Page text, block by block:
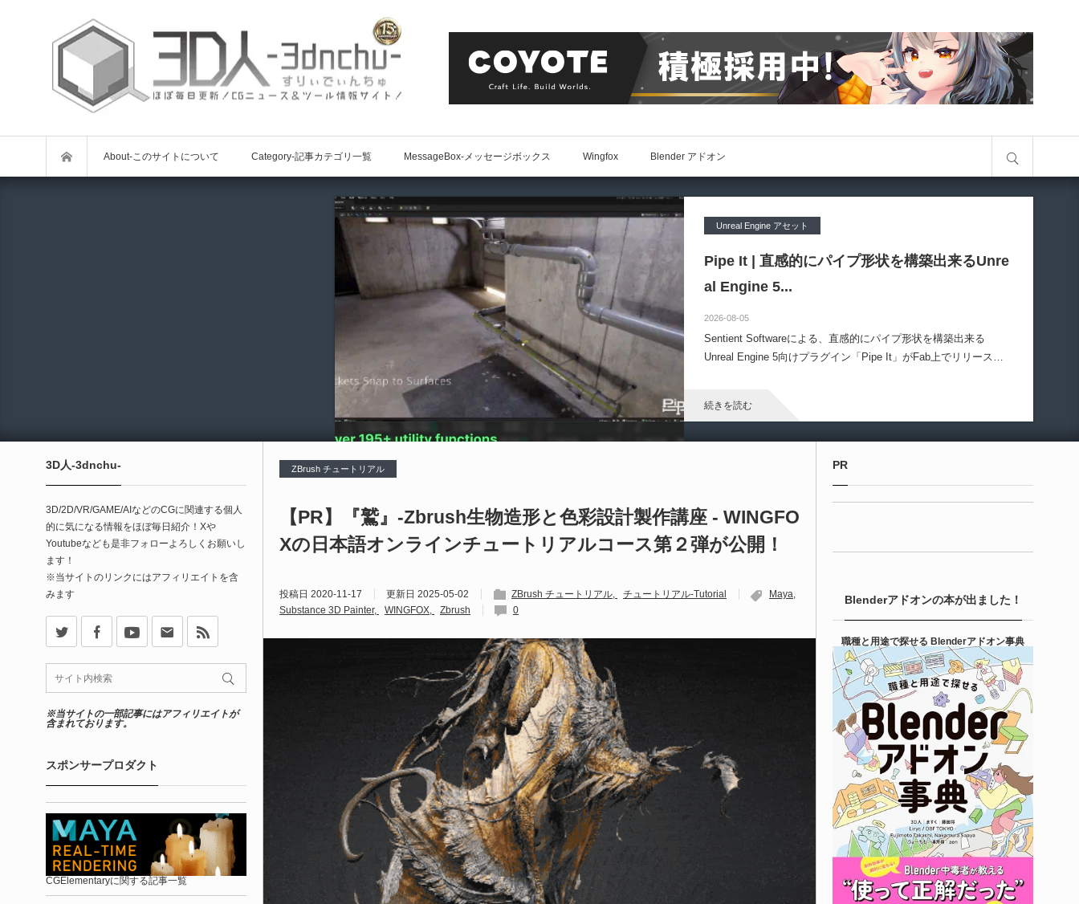
About-このサイトについて Category-記事カテゴリ一覧 MessageBox-メッセージボックス Wingfox Blender アドオン
Unreal Engine アセット
Pipe It | 直感的にパイプ形状を構築出来るUnre
al Engine 5...
2026-08-05
Sentient Softwareによる、直感的にパイプ形状を構築出来る
Unreal Engine 5向けプラグイン「Pipe It」がFab上でリリースさ
続きを読む
Directive Utilities | ブループリントライブラリ
やエディタス...
2026-08-03
スの Unreal Engine プラグインです。FabとGithub上で無料公開さ
Unityエフェクトレシピブック パーツを組み合
わせて作れる | ktk.kum...
2026-08-03
ktk.kumamoto氏によるUnity向けエフェクト教本「Unityエフェク
トレシピブック パーツを組み合わせて作れる」が2026年7月13日
に翔泳社から発売されています！
ZBrush チュートリアル
【PR】『鷲』-Zbrush生物造形と色彩設計製作講座 - WINGFO
Xの日本語オンラインチュートリアルコース第２弾が公開！
投稿日 2020-11-17 更新日 2025-05-02 ZBrush チュートリアル チュートリアル-Tutorial
Maya
Substance 3D Painter
WINGFOX Zbrush 0
3D人-3dnchu-
3D/2D/VR/GAME/AIなどのCGに関連する個人
的に気になる情報をほぼ毎日紹介！Xや
Youtubeなども是非フォローよろしくお願いし
ます！
※当サイトのリンクにはアフィリエイトを含
みます
※当サイトの一部記事にはアフィリエイトが
含まれております。
スポンサープロダクト
CGElementaryに関する記事一覧
PR
Blenderアドオンの本が出ました！
職種と用途で探せる Blenderアドオン事典